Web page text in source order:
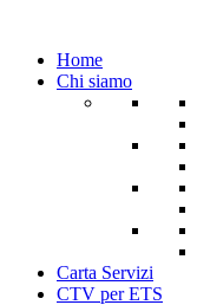
Home
Chi siamo
Carta Servizi
CTV per ETS